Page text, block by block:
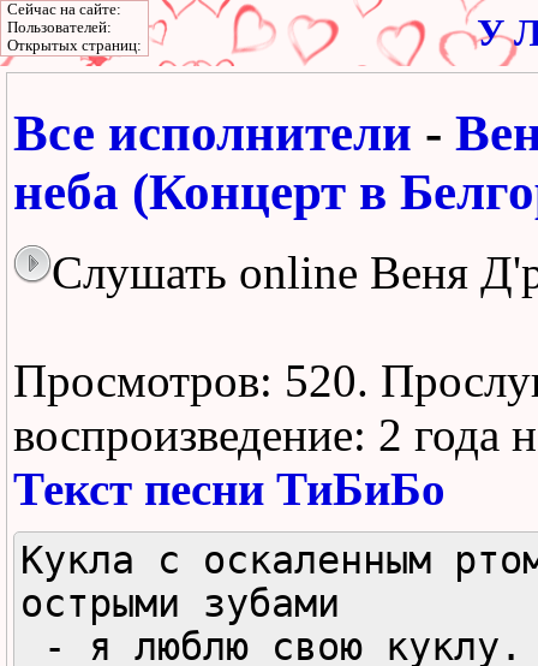
У
Все исполнители -
неба (Концерт в
Слушать online Веня
Просмотров: 520.
воспроизведение: 2 года
Текст песни ТиБиБо
Кукла с оскаленным
острыми зубами
Сейчас на сайте:
Пользователей:
Открытых страниц: